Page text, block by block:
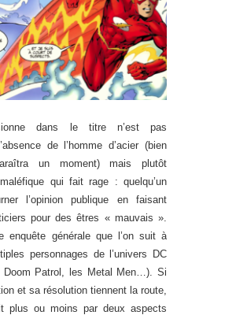
dans le titre n’est pas
de l’homme d’acier (bien
un moment) mais plutôt
maléfique qui fait rage : quelqu’un
l’opinion publique en faisant
pour des êtres « mauvais ».
enquête générale que l’on suit à
personnages de l’univers DC
Patrol, les Metal Men…). Si
et sa résolution tiennent la route,
plus ou moins par deux aspects